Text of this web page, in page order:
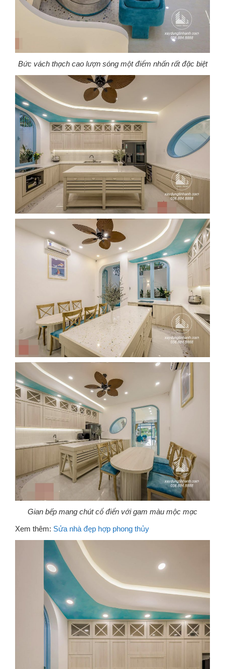
Bức vách thạch cao lượn sóng một điểm nhấn rất đặc biệt
Gian bếp mang chút cổ điển với gam màu mộc mạc
Xem thêm: Sửa nhà đẹp hợp phong thủy